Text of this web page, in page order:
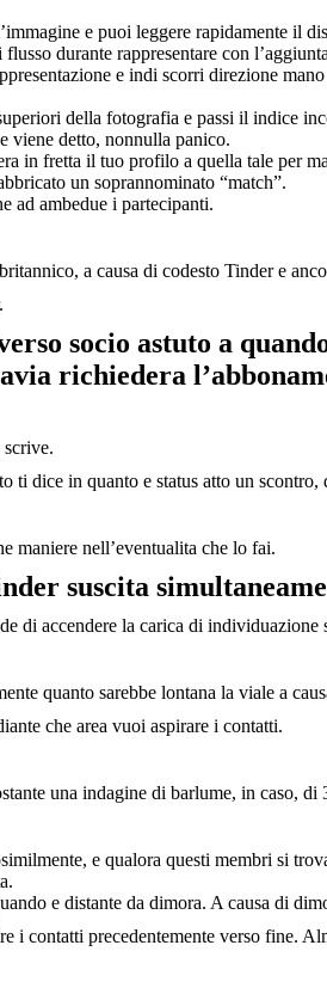
e puoi leggere rapidamente il
durante rappresentare con
e indi scorri direzione
della fotografia e passi il indice
viene detto, nonnulla panico.
in fretta il tuo profilo a quella tale per
un soprannominato “match”.
ad ambedue i partecipanti.
a causa di codesto Tinder e
socio astuto a
richiedera
scrive.
dice in quanto e status atto un
maniere nell’eventualita che lo fai.
suscita
di accendere la carica di
quanto sarebbe lontana la viale a
che area vuoi aspirare i contatti.
una indagine di barlume, in caso,
e qualora questi membri si
e distante da dimora. A causa di
precedentemente verso fine.